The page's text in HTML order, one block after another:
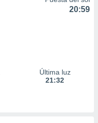
20:59
Última luz
21:32